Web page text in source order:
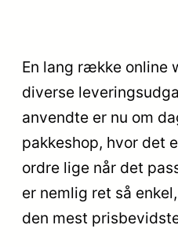
En lang række online
diverse
anvendte er nu om
pakkeshop, hvor det
ordre lige når det
er nemlig ret så
den mest